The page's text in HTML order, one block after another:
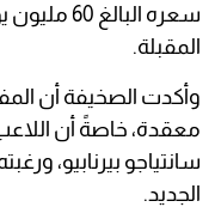
سعره
المقبلة.
وأكدت الصخيفة أن
معقدة، خاصةً أن
سانتياجو بيرنابيو،
الجديد.